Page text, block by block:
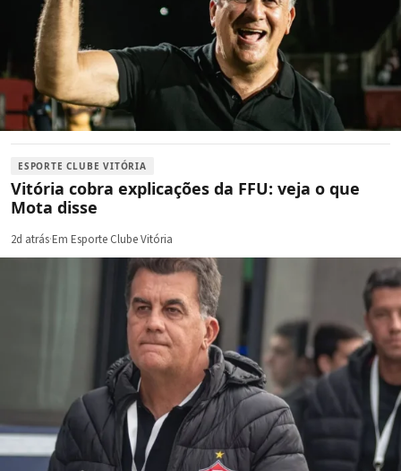
ESPORTE CLUBE VITÓRIA
Vitória cobra explicações da FFU: veja o que
Mota disse
2d atrás·Em Esporte Clube Vitória